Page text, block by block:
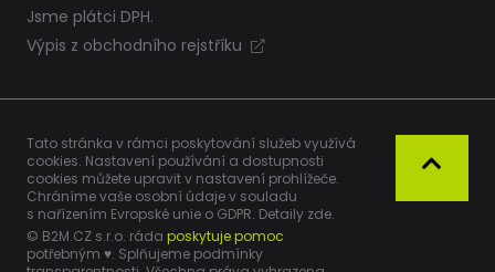
Jsme plátci DPH.
Výpis z obchodního rejstříku
Tato stránka v rámci poskytování služeb využívá
cookies. Nastavení používání a dostupnosti
cookies můžete upravit v nastavení prohlížeče.
Chráníme vaše osobní údaje v souladu
s nařízením Evropské unie o GDPR. Detaily zde.
© B2M.CZ s.r.o. ráda poskytuje pomoc
potřebným ♥️. Splňujeme podmínky